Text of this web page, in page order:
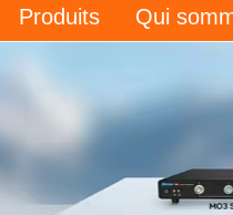
Produits Qui